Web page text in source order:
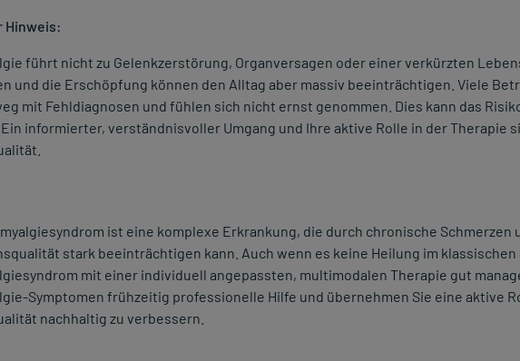
Hinweis:
führt nicht zu Gelenkzerstörung, Organversagen oder einer verkürzten
und die Erschöpfung können den Alltag aber massiv beeinträchtigen. Viele
mit Fehldiagnosen und fühlen sich nicht ernst genommen. Dies kann das
informierter, verständnisvoller Umgang und Ihre aktive Rolle in der Therapie
ist eine komplexe Erkrankung, die durch chronische
stark beeinträchtigen kann. Auch wenn es keine Heilung im klassischen
mit einer individuell angepassten, multimodalen Therapie gut
Symptomen frühzeitig professionelle Hilfe und übernehmen Sie eine aktive
nachhaltig zu verbessern.